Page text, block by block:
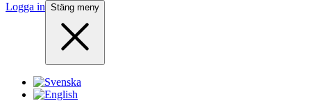
Logga in Stäng meny